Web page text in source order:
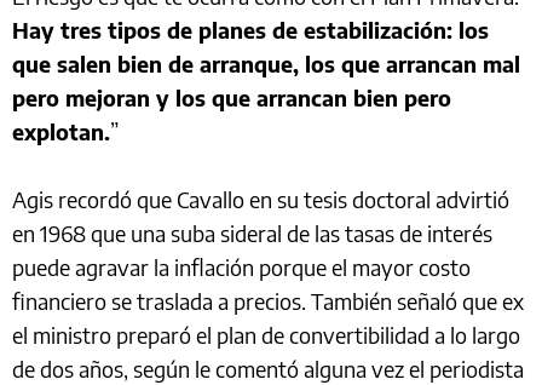
Hay tres tipos de planes de estabilización: los
que salen bien de arranque, los que arrancan mal
pero mejoran y los que arrancan bien pero
explotan.”
Agis recordó que Cavallo en su tesis doctoral advirtió
en 1968 que una suba sideral de las tasas de interés
puede agravar la inflación porque el mayor costo
financiero se traslada a precios. También señaló que ex
el ministro preparó el plan de convertibilidad a lo largo
de dos años, según le comentó alguna vez el periodista